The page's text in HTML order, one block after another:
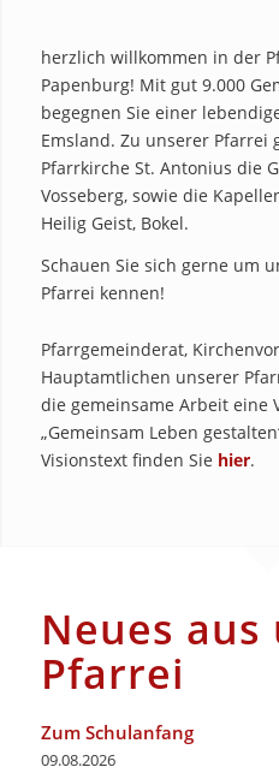
herzlich willkommen in der
Papenburg! Mit gut 9.000
begegnen Sie einer
Emsland. Zu unserer Pfarrei
Pfarrkirche St. Antonius die
Vosseberg, sowie die
Heilig Geist, Bokel.
Schauen Sie sich gerne um
Pfarrei kennen!
Pfarrgemeinderat,
Hauptamtlichen unserer
die gemeinsame Arbeit eine
„Gemeinsam Leben
Visionstext finden Sie hier.
Neues
Pfarrei
Zum Schulanfang
09.08.2026